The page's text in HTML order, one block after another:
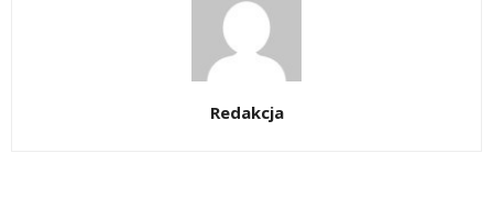
Redakcja